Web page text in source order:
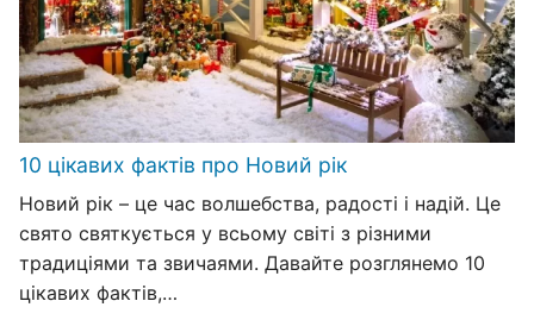
10 цікавих фактів про Новий рік
Новий рік – це час волшебства, радості і надій. Це
свято святкується у всьому світі з різними
традиціями та звичаями. Давайте розглянемо 10
цікавих фактів,…